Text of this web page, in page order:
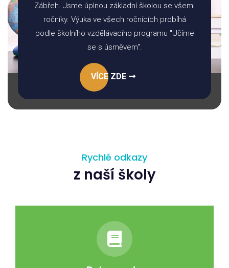
Zábřeh. Jsme úplnou základní školou se všemi
ročníky. Výuka ve všech ročnících probíhá
podle školního vzdělávacího programu "Učíme
se s úsměvem".
VÍCE ZDE
Rychlé odkazy
z naší školy